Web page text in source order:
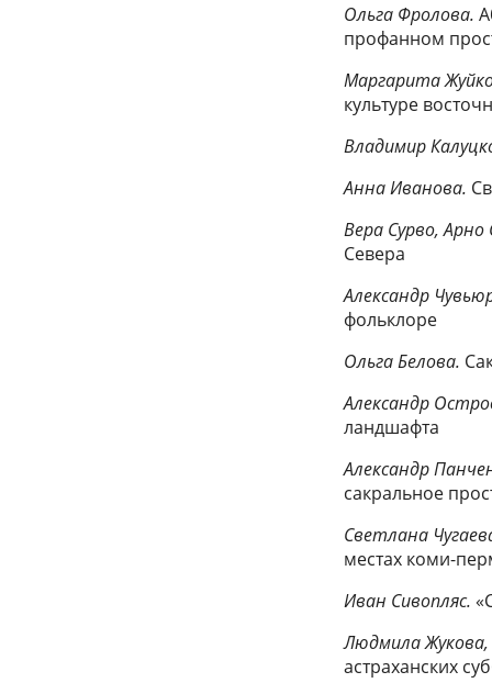
Ольга Фролова.
профанном
Маргарита
культуре
Владимир
Анна Иванова.
Вера Сурво, Арно
Севера
Александр
фольклоре
Ольга Белова.
Александр
ландшафта
Александр
сакральное
Светлана
местах коми-
Иван Сивопляс.
Людмила
астраханских